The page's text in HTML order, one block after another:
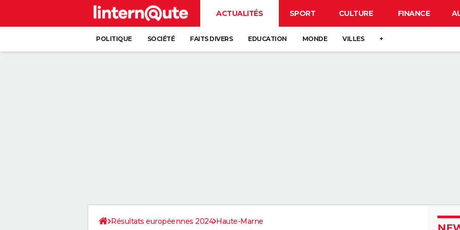
ACTUALITÉS SPORT CULTURE FINANCE
POLITIQUE SOCIÉTÉ FAITS DIVERS EDUCATION MONDE VILLES +
Résultats européennes 2024 Haute-Marne